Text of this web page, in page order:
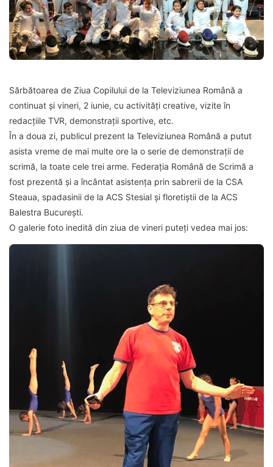
Sărbătoarea de Ziua Copilului de la Televiziunea Română a
continuat și vineri, 2 iunie, cu activități creative, vizite în
redacțiile TVR, demonstrații sportive, etc.
În a doua zi, publicul prezent la Televiziunea Română a putut
asista vreme de mai multe ore la o serie de demonstrații de
scrimă, la toate cele trei arme. Federația Română de Scrimă a
fost prezentă și a încântat asistența prin sabrerii de la CSA
Steaua, spadasinii de la ACS Stesial și floretiștii de la ACS
Balestra București.
O galerie foto inedită din ziua de vineri puteți vedea mai jos: